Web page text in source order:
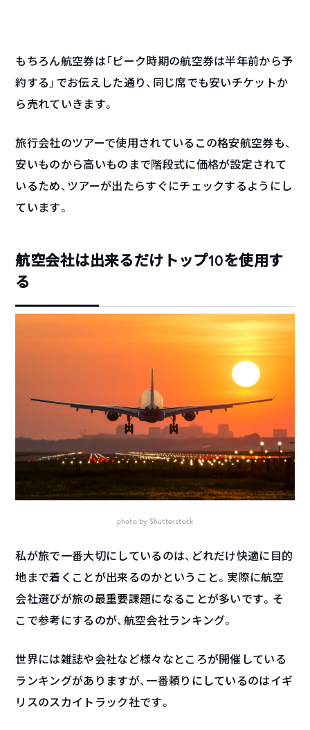
もちろん航空券は「ピーク時期の航空券は半年前から予
約する」でお伝えした通り、同じ席でも安いチケットか
ら売れていきます。
旅行会社のツアーで使用されているこの格安航空券も、
安いものから高いものまで階段式に価格が設定されて
いるため、ツアーが出たらすぐにチェックするようにし
ています。
航空会社は出来るだけトップ10を使用す
る
photo by Shutterstock
私が旅で一番大切にしているのは、どれだけ快適に目的
地まで着くことが出来るのかということ。実際に航空
会社選びが旅の最重要課題になることが多いです。そ
こで参考にするのが、航空会社ランキング。
世界には雑誌や会社など様々なところが開催している
ランキングがありますが、一番頼りにしているのはイギ
リスのスカイトラック社です。